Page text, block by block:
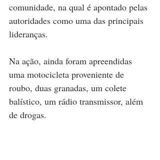
comunidade, na qual é apontado pelas
autoridades como uma das principais
lideranças.
Na ação, ainda foram apreendidas
uma motocicleta proveniente de
roubo, duas granadas, um colete
balístico, um rádio transmissor, além
de drogas.